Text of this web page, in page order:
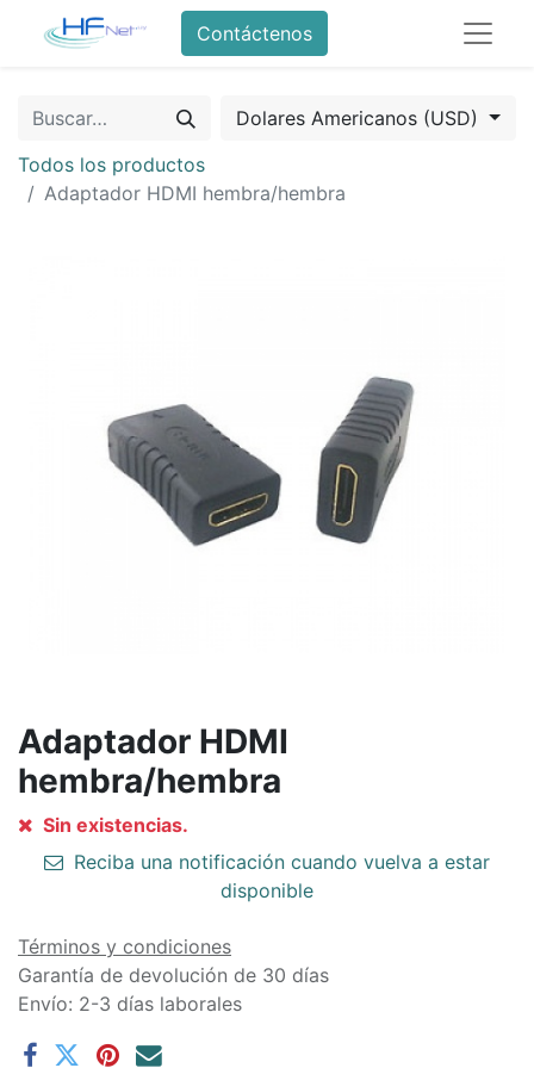
Contáctenos
Dolares Americanos (USD)
Todos los productos
Adaptador HDMI hembra/hembra
Adaptador HDMI
hembra/hembra
Sin existencias.
Reciba una notificación cuando vuelva a estar
disponible
Términos y condiciones
Garantía de devolución de 30 días
Envío: 2-3 días laborales